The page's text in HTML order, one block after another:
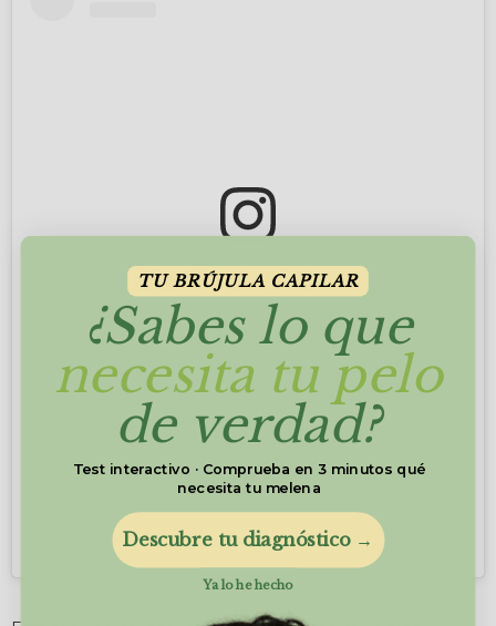
View this post on Instagram
Una publicación compartida de CRIS | PELO RIZADO Y
TU BRÚJULA CAPILAR
¿Sabes lo que
necesita tu pelo
de verdad?
Test interactivo · Comprueba en 3 minutos qué
necesita tu melena
Descubre tu diagnóstico →
Ya lo he hecho